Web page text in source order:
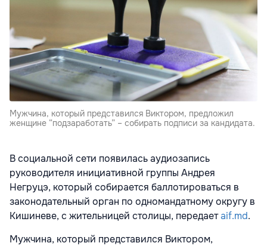
Мужчина, который представился Виктором, предложил
женщине “подзаработать” – собирать подписи за кандидата.
В социальной сети появилась аудиозапись
руководителя инициативной группы Андрея
Негруцэ, который собирается баллотироваться в
законодательный орган по одномандатному округу в
Кишиневе, с жительницей столицы, передаетaif.md.
Мужчина, который представился Виктором,